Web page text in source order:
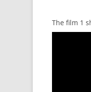
The film 1